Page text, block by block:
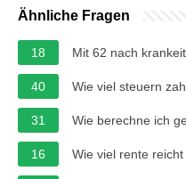
Ähnliche Fragen
18 Mit 62 nach
40 Wie viel steuern
31 Wie berechne ich
16 Wie viel rente